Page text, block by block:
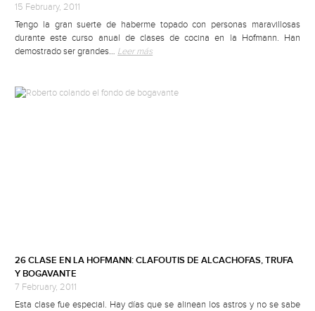
15 February, 2011
Tengo la gran suerte de haberme topado con personas maravillosas
durante este curso anual de clases de cocina en la Hofmann. Han
demostrado ser grandes… Leer más
26 CLASE EN LA HOFMANN: CLAFOUTIS DE ALCACHOFAS, TRUFA
Y BOGAVANTE
7 February, 2011
Esta clase fue especial. Hay días que se alinean los astros y no se sabe